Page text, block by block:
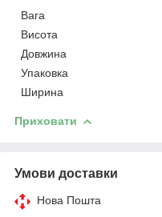
Вага
Висота
Довжина
Упаковка
Ширина
Приховати
Умови доставки
Нова Пошта